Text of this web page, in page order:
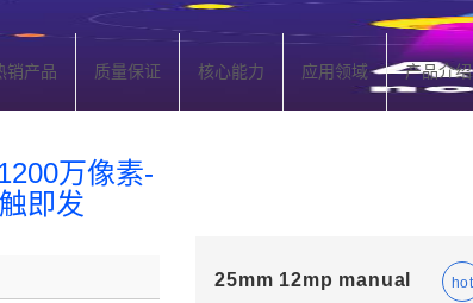
销产品 质量保证 核心能力 应用领域 产品介绍
万像素-
即发
25mm 12mp manual